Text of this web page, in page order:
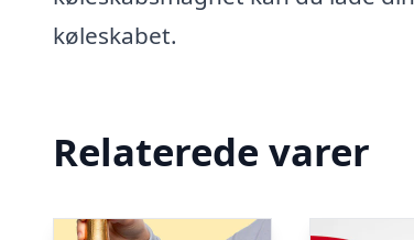
køleskabet.
Relaterede varer